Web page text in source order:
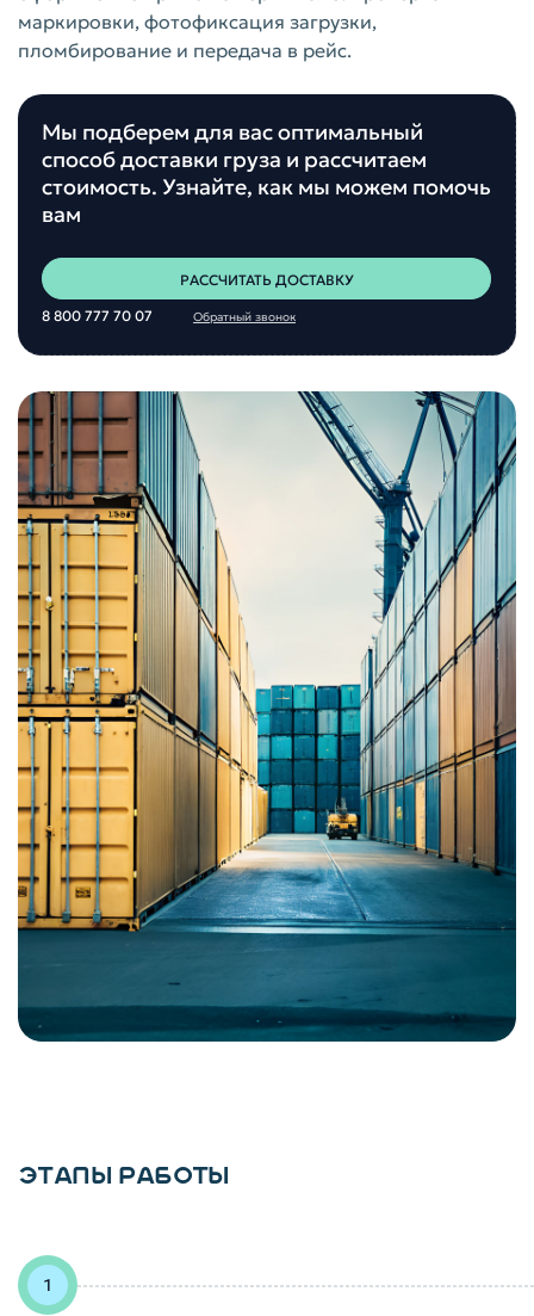
маркировки, фотофиксация загрузки,
пломбирование и передача в рейс.
Мы подберем для вас оптимальный
способ доставки груза и рассчитаем
стоимость. Узнайте, как мы можем помочь
вам
РАССЧИТАТЬ ДОСТАВКУ
8 800 777 70 07
Обратный звонок
ЭТАПЫ РАБОТЫ